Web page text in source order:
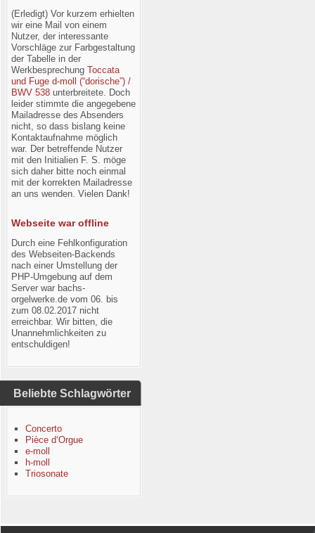
(Erledigt) Vor kurzem erhielten
wir eine Mail von einem
Nutzer, der interessante
Vorschläge zur Farbgestaltung
der Tabelle in der
Werkbesprechung Toccata
und Fuge d-moll (“dorische”) /
BWV 538unterbreitete. Doch
leider stimmte die angegebene
Mailadresse des Absenders
nicht, so dass bislang keine
Kontaktaufnahme möglich
war. Der betreffende Nutzer
mit den Initialien F. S. möge
sich daher bitte noch einmal
mit der korrekten Mailadresse
an uns wenden. Vielen Dank!
Webseite war offline
Durch eine Fehlkonfiguration
des Webseiten-Backends
nach einer Umstellung der
PHP-Umgebung auf dem
Server war bachs-
orgelwerke.de vom 06. bis
zum 08.02.2017 nicht
erreichbar. Wir bitten, die
Unannehmlichkeiten zu
entschuldigen!
Beliebte Schlagwörter
Concerto
Pièce d‘Orgue
e-moll
h-moll
Triosonate